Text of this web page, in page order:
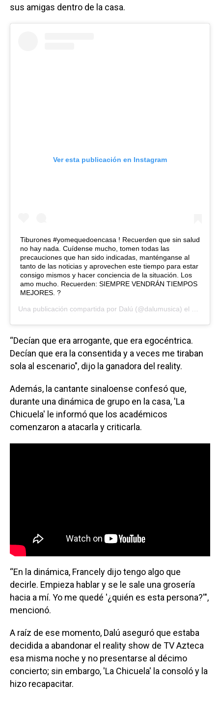
sus amigas dentro de la casa.
Ver esta publicación en Instagram
Tiburones #yomequedoencasa ! Recuerden que sin salud
no hay nada. Cuídense mucho, tomen todas las
precauciones que han sido indicadas, manténganse al
tanto de las noticias y aprovechen este tiempo para estar
consigo mismos y hacer conciencia de la situación. Los
amo mucho. Recuerden: SIEMPRE VENDRÁN TIEMPOS
MEJORES. ?
Una publicación compartida por Dalú (@dalumusica) el
“Decían que era arrogante, que era egocéntrica.
Decían que era la consentida y a veces me tiraban
sola al escenario", dijo la ganadora del reality.
Además, la cantante sinaloense confesó que,
durante una dinámica de grupo en la casa, 'La
Chicuela' le informó que los académicos
comenzaron a atacarla y criticarla.
“En la dinámica, Francely dijo tengo algo que
decirle. Empieza hablar y se le sale una grosería
hacia a mí. Yo me quedé '¿quién es esta persona?'",
mencionó.
A raíz de ese momento, Dalú aseguró que estaba
decidida a abandonar el reality show de TV Azteca
esa misma noche y no presentarse al décimo
concierto; sin embargo, 'La Chicuela' la consoló y la
hizo recapacitar.